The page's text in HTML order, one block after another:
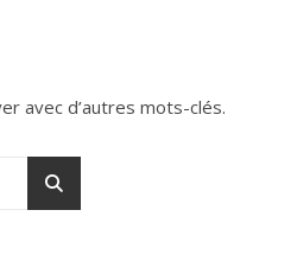
avec d’autres mots-clés.